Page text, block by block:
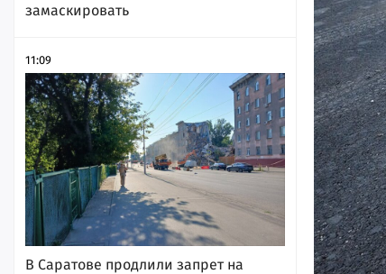
замаскировать
11:09
В Саратове продлили запрет на